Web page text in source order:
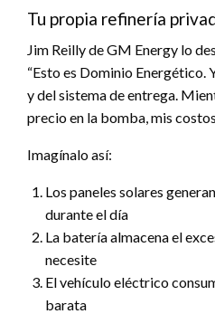
Tu propia refinería
Jim Reilly de GM Energy lo
“Esto es Dominio Energético.
y del sistema de entrega.
precio en la bomba, mis
Imagínalo así:
Los paneles solares
durante el día
La batería almacena el
necesite
El vehículo eléctrico
barata